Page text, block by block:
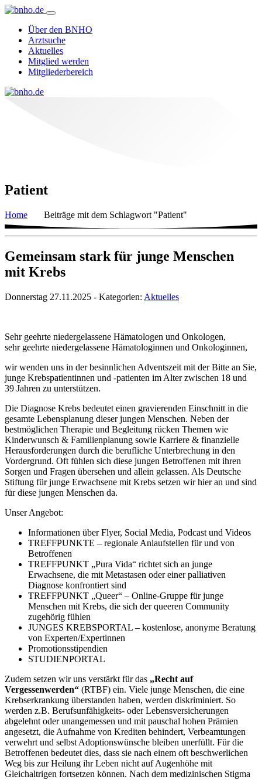
Über den BNHO
Arztsuche
Aktuelles
Mitglied werden
Mitgliederbereich
Patient
Home Beiträge mit dem Schlagwort "Patient"
Gemeinsam stark für junge Menschen
mit Krebs
Donnerstag 27.11.2025 - Kategorien: Aktuelles
Sehr geehrte niedergelassene Hämatologen und Onkologen,
sehr geehrte niedergelassene Hämatologinnen und Onkologinnen,
wir wenden uns in der besinnlichen Adventszeit mit der Bitte an Sie,
junge Krebspatientinnen und -patienten im Alter zwischen 18 und
39 Jahren zu unterstützen.
Die Diagnose Krebs bedeutet einen gravierenden Einschnitt in die
gesamte Lebensplanung dieser jungen Menschen. Neben der
bestmöglichen Therapie und Begleitung rücken Themen wie
Kinderwunsch & Familienplanung sowie Karriere & finanzielle
Herausforderungen durch die berufliche Unterbrechung in den
Vordergrund. Oft fühlen sich diese jungen Betroffenen mit ihren
Sorgen und Fragen übersehen und allein gelassen. Als Deutsche
Stiftung für junge Erwachsene mit Krebs setzen wir hier an und sind
für diese jungen Menschen da.
Unser Angebot:
Informationen über Flyer, Social Media, Podcast und Videos
TREFFPUNKTE – regionale Anlaufstellen für und von
Betroffenen
TREFFPUNKT „Pura Vida“ richtet sich an junge
Erwachsene, die mit Metastasen oder einer palliativen
Diagnose konfrontiert sind
TREFFPUNKT „Queer“ – Online-Gruppe für junge
Menschen mit Krebs, die sich der queeren Community
zugehörig fühlen
JUNGES KREBSPORTAL – kostenlose, anonyme Beratung
von Experten/Expertinnen
Promotionsstipendien
STUDIENPORTAL
Zudem setzen wir uns verstärkt für das „Recht auf
Vergessenwerden“ (RTBF) ein. Viele junge Menschen, die eine
Krebserkrankung überstanden haben, werden diskriminiert. So
werden z.B. Berufsunfähigkeits- oder Lebensversicherungen
abgelehnt oder unangemessen und mit pauschal hohen Prämien
angesetzt, die Aufnahme von Krediten behindert, Verbeamtungen
verwehrt und selbst Adoptionswünsche bleiben unerfüllt. Für die
Betroffenen bedeutet dies, dass sie nach einem oft beschwerlichen
Weg bis zur Heilung ihr Leben nicht auf Augenhöhe mit
Gleichaltrigen fortsetzen können. Nach dem medizinischen Stigma